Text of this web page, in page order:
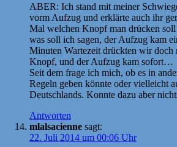
ABER: Ich stand mit meiner
vorm Aufzug und erklärte auch ihr
Mal welchen Knopf man drücken
was soll ich sagen, der Aufzug kam
Minuten Wartezeit drückten wir doch
Knopf, und der Aufzug kam sofort…
Seit dem frage ich mich, ob es in
Regeln geben könnte oder vielleicht
Deutschlands. Konnte dazu aber
Antworten
mlalsacienne sagt:
22. Juli 2014 um 00:06 Uhr